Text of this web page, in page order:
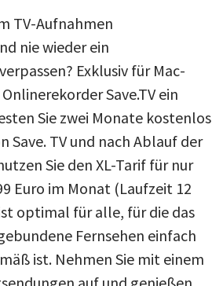
TV-Aufnahmen
nie wieder ein
Exklusiv für Mac-
Save.TV ein
Sie zwei Monate kostenlos
Save. TV und nach Ablauf der
Sie den XL-Tarif für nur
Euro im Monat (Laufzeit 12
optimal für alle, für die das
Fernsehen einfach
ist. Nehmen Sie mit einem